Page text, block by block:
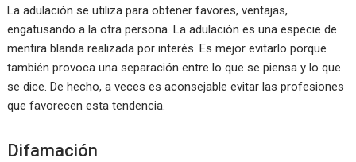
La adulación se utiliza para obtener favores, ventajas,
engatusando a la otra persona. La adulación es una especie de
mentira blanda realizada por interés. Es mejor evitarlo porque
también provoca una separación entre lo que se piensa y lo que
se dice. De hecho, a veces es aconsejable evitar las profesiones
que favorecen esta tendencia.
Difamación